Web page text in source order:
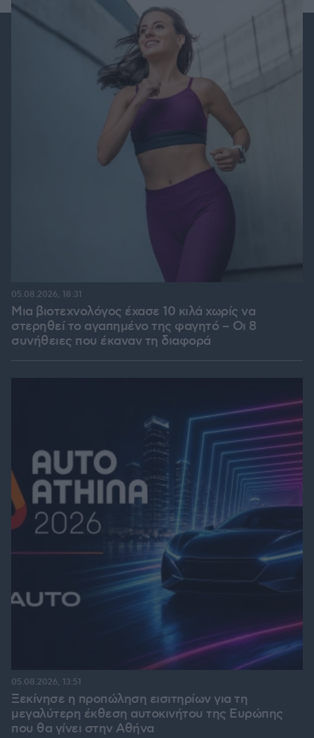
Μια βιοτεχνολόγος έχασε 10 κιλά χωρίς να
στερηθεί το αγαπημένο της φαγητό – Οι 8
συνήθειες που έκαναν τη διαφορά
05.08.2026, 18:31
Ξεκίνησε η προπώληση εισιτηρίων για τη
μεγαλύτερη έκθεση αυτοκινήτου της Ευρώπης
που θα γίνει στην Αθήνα
05.08.2026, 13:51